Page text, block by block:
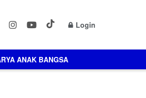
Login
ANAK BANGSA